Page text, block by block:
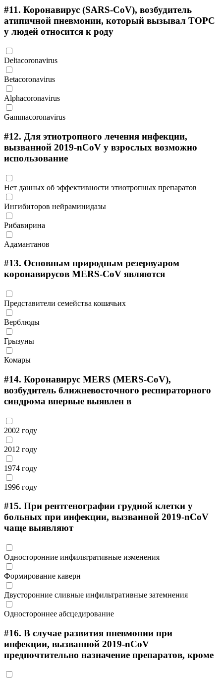
#11. Коронавирус (SARS-CoV), возбудитель
атипичной пневмонии, который вызывал ТОРС
у людей относится к роду
Deltacoronavirus
Betacoronavirus
Alphacoronavirus
Gammacoronavirus
#12. Для этиотропного лечения инфекции,
вызванной 2019-nCoV у взрослых возможно
использование
Нет данных об эффективности этиотропных препаратов
Ингибиторов нейраминидазы
Рибавирина
Адамантанов
#13. Основным природным резервуаром
коронавирусов MERS-CoV являются
Представители семейства кошачьих
Верблюды
Грызуны
Комары
#14. Коронавирус MERS (MERS-CoV),
возбудитель ближневосточного респираторного
синдрома впервые выявлен в
2002 году
2012 году
1974 году
1996 году
#15. При рентгенографии грудной клетки у
больных при инфекции, вызванной 2019-nCoV
чаще выявляют
Односторонние инфильтративные изменения
Формирование каверн
Двусторонние сливные инфильтративные затемнения
Одностороннее абсцедирование
#16. В случае развития пневмонии при
инфекции, вызванной 2019-nCoV
предпочтительно назначение препаратов, кроме